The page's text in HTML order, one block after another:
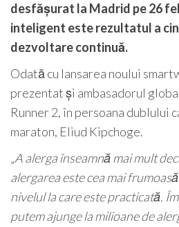
desfășurat la Madrid pe 26
inteligent este rezultatul a
dezvoltare continuă.
Odată cu lansarea noului
prezentat și ambasadorul
Runner 2, în persoana dublului
maraton, Eliud Kipchoge.
„A alerga înseamnă mai mult
alergarea este cea mai
nivelul la care este practicată.
putem ajunge la milioane de